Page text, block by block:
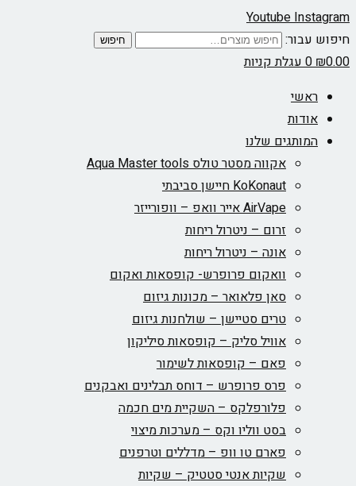
YoutubeInstagram
חיפוש עבור:
חיפוש
₪0.00
0עגלת קניות
ראשי
אודות
המותגים שלנו
אקווה מסטר טולס Aqua Master tools
KoKonaut חיישן סביבתי
AirVape אייר וואפ – וופורייזר
זרום – ניטרול ריחות
אונה – ניטרול ריחות
וואקום פרופרש- קופסאות ואקום
סאן פלאואר – מכונות גיזום
טרים סטיישן – שולחנות גיזום
אוויל סליק – קופסאות סיליקון
פאם – קופסאות לשימור
פרס פרופרש – דוחס תבלינים ואבקנים
פלורפלקס – השקיית מים חכמה
בסט ווליו וקס – מערכות מיצוי
פארם טו וופ – מדללים וטרפנים
שקיות אנטי סטטיק – שקיות